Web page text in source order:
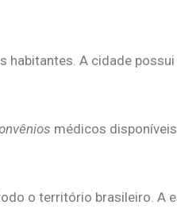
habitantes. A cidade
médicos
o território brasileiro. A